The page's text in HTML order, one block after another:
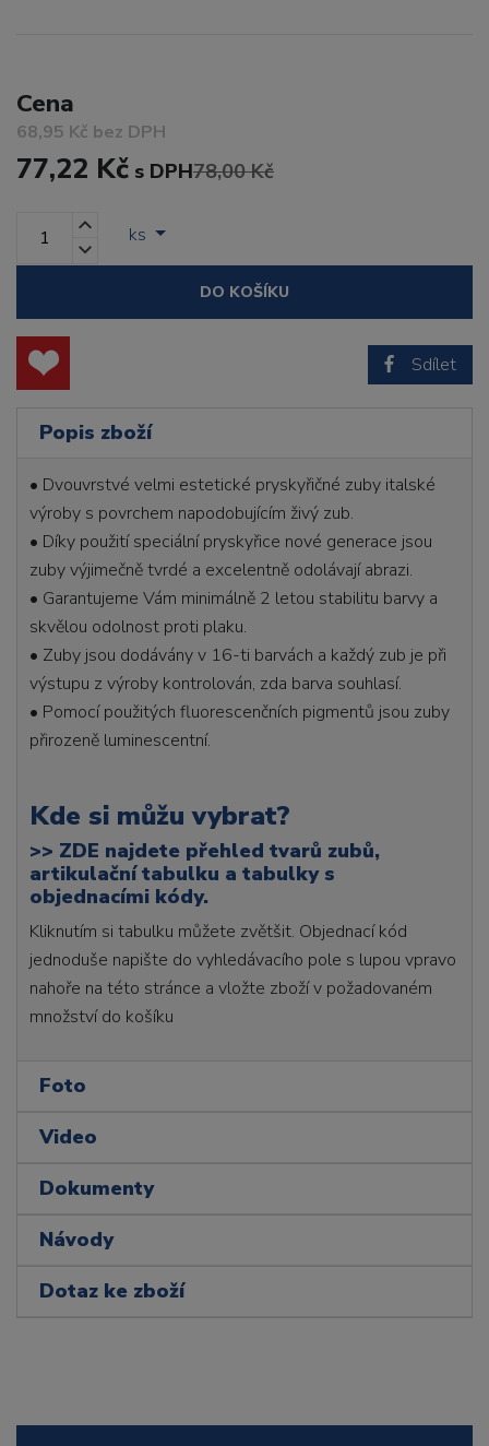
Cena
68,95 Kč bez DPH
77,22 Kč s DPH78,00 Kč
ks
DO KOŠÍKU
Sdílet
Popis zboží
• Dvouvrstvé velmi estetické pryskyřičné zuby italské
výroby s povrchem napodobujícím živý zub.
• Díky použití speciální pryskyřice nové generace jsou
zuby výjimečně tvrdé a excelentně odolávají abrazi.
• Garantujeme Vám minimálně 2 letou stabilitu barvy a
skvělou odolnost proti plaku.
• Zuby jsou dodávány v 16-ti barvách a každý zub je při
výstupu z výroby kontrolován, zda barva souhlasí.
• Pomocí použitých fluorescenčních pigmentů jsou zuby
přirozeně luminescentní.
Kde si můžu vybrat?
>> ZDE najdete přehled tvarů zubů,
artikulační tabulku a tabulky s
objednacími kódy.
Kliknutím si tabulku můžete zvětšit. Objednací kód
jednoduše napište do vyhledávacího pole s lupou vpravo
nahoře na této stránce a vložte zboží v požadovaném
množství do košíku
Foto
Video
Dokumenty
Návody
Dotaz ke zboží